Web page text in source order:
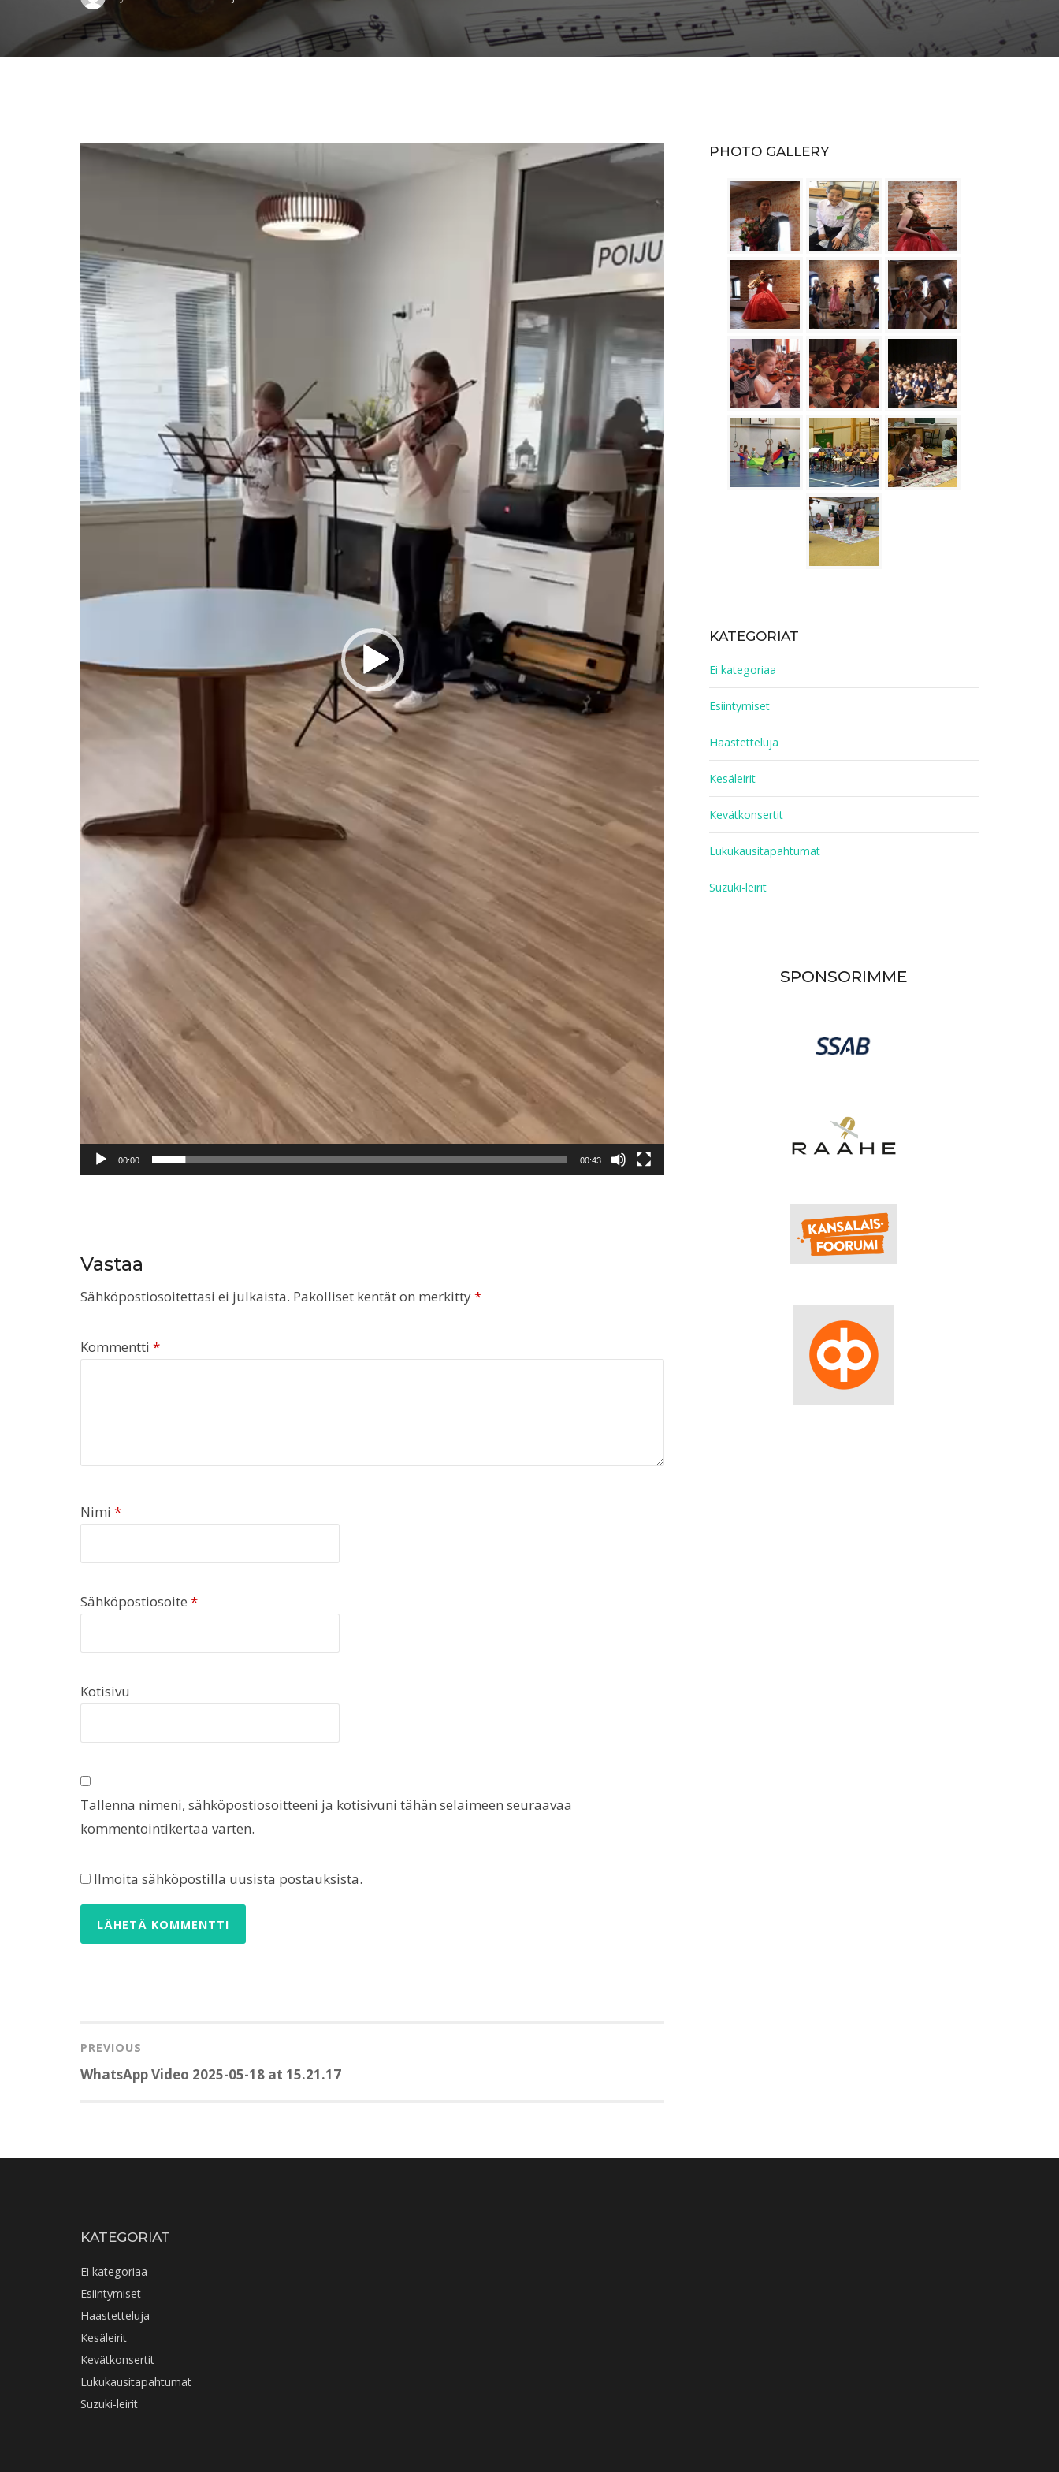
WhatsApp
Video
Videotoistin
00:00 00:43
Vastaa
Sähköpostiosoitettasi ei julkaista. Pakolliset kentät on merkitty*
Kommentti *
Nimi *
Sähköpostiosoite *
Kotisivu
Tallenna nimeni, sähköpostiosoitteeni ja kotisivuni tähän selaimeen seuraavaa
kommentointikertaa varten.
Ilmoita sähköpostilla uusista postauksista.
selaus
PREVIOUS
Previous
WhatsApp Video 2025-05-18 at 15.21.17
PHOTO GALLERY
KATEGORIAT
Ei kategoriaa
Esiintymiset
Haastetteluja
Kesäleirit
Kevätkonsertit
Lukukausitapahtumat
Suzuki-leirit
SPONSORIMME
KATEGORIAT
Ei kategoriaa
Esiintymiset
Haastetteluja
Kesäleirit
Kevätkonsertit
Lukukausitapahtumat
Suzuki-leirit